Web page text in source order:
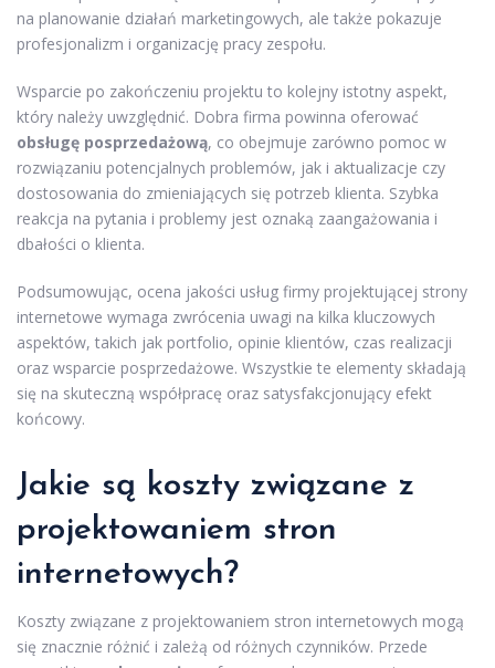
na planowanie działań marketingowych, ale także pokazuje
profesjonalizm i organizację pracy zespołu.
Wsparcie po zakończeniu projektu to kolejny istotny aspekt,
który należy uwzględnić. Dobra firma powinna oferować
obsługę posprzedażową, co obejmuje zarówno pomoc w
rozwiązaniu potencjalnych problemów, jak i aktualizacje czy
dostosowania do zmieniających się potrzeb klienta. Szybka
reakcja na pytania i problemy jest oznaką zaangażowania i
dbałości o klienta.
Podsumowując, ocena jakości usług firmy projektującej strony
internetowe wymaga zwrócenia uwagi na kilka kluczowych
aspektów, takich jak portfolio, opinie klientów, czas realizacji
oraz wsparcie posprzedażowe. Wszystkie te elementy składają
się na skuteczną współpracę oraz satysfakcjonujący efekt
końcowy.
Jakie są koszty związane z
projektowaniem stron
internetowych?
Koszty związane z projektowaniem stron internetowych mogą
się znacznie różnić i zależą od różnych czynników. Przede